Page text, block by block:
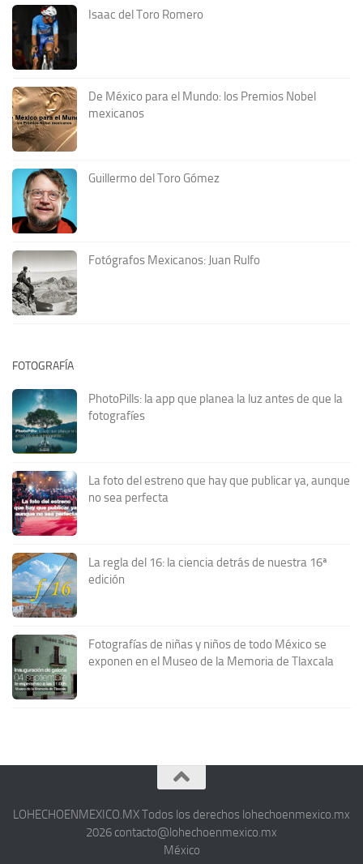
Isaac del Toro Romero
De México para el Mundo: los Premios Nobel
mexicanos
Guillermo del Toro Gómez
Fotógrafos Mexicanos: Juan Rulfo
FOTOGRAFÍA
PhotoPills: la app que planea la luz antes de que la
fotografíes
La foto del estreno que hay que publicar ya, aunque
no sea perfecta
La regla del 16: la ciencia detrás de nuestra 16ª
edición
Fotografías de niñas y niños de todo México se
exponen en el Museo de la Memoria de Tlaxcala
LOHECHOENMEXICO.MX Todos los derechos lohechoenmexico.mx
2026 contacto@lohechoenmexico.mx
México